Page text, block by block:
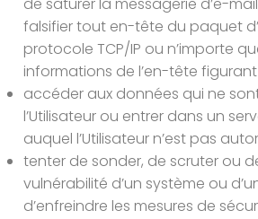
de saturer la messagerie d’e-
falsifier tout en-tête du paquet
protocole TCP/IP ou n’importe
informations de l’en-tête
accéder aux données qui ne
l’Utilisateur ou entrer dans un
auquel l’Utilisateur n’est pas
tenter de sonder, de scruter ou
vulnérabilité d’un système ou
d’enfreindre les mesures de